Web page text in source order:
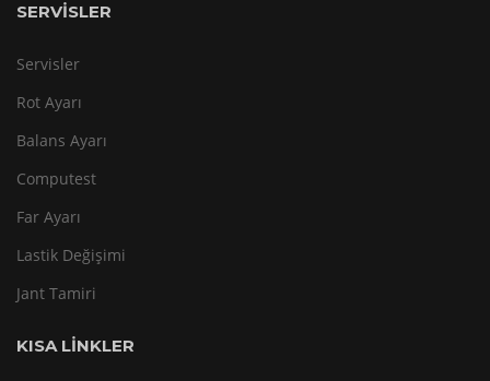
SERVİSLER
Servisler
Rot Ayarı
Balans Ayarı
Computest
Far Ayarı
Lastik Değişimi
Jant Tamiri
KISA LINKLER